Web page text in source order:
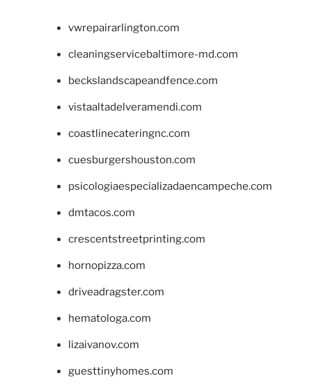
vwrepairarlington.com
cleaningservicebaltimore-md.com
beckslandscapeandfence.com
vistaaltadelveramendi.com
coastlinecateringnc.com
cuesburgershouston.com
psicologiaespecializadaencampeche.com
dmtacos.com
crescentstreetprinting.com
hornopizza.com
driveadragster.com
hematologa.com
lizaivanov.com
guesttinyhomes.com